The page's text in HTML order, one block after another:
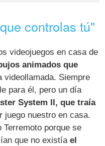
controlas tú"
videojuegos en casa de
animados que
videollamada. Siempre
para él, pero un día
System II, que traía
juego nuestro en casa.
porque se
que no existíael